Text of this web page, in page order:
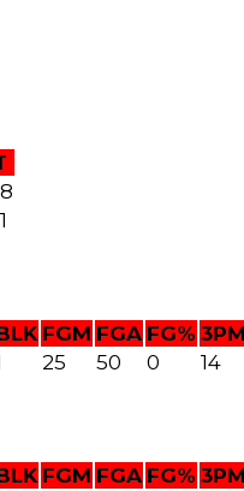
FGM FGA FG%
25 50 0 14
FGM FGA FG%